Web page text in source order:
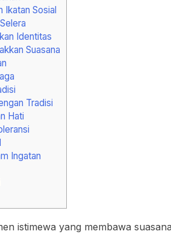
Ikatan Sosial
Identitas
Suasana
Tradisi
Hati
Ingatan
istimewa yang membawa